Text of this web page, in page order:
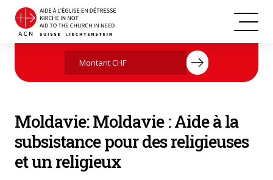
Moldavie
Agissez maintenant par votre don
Moldavie: Moldavie : Aide à la
subsistance pour des religieuses
et un religieux